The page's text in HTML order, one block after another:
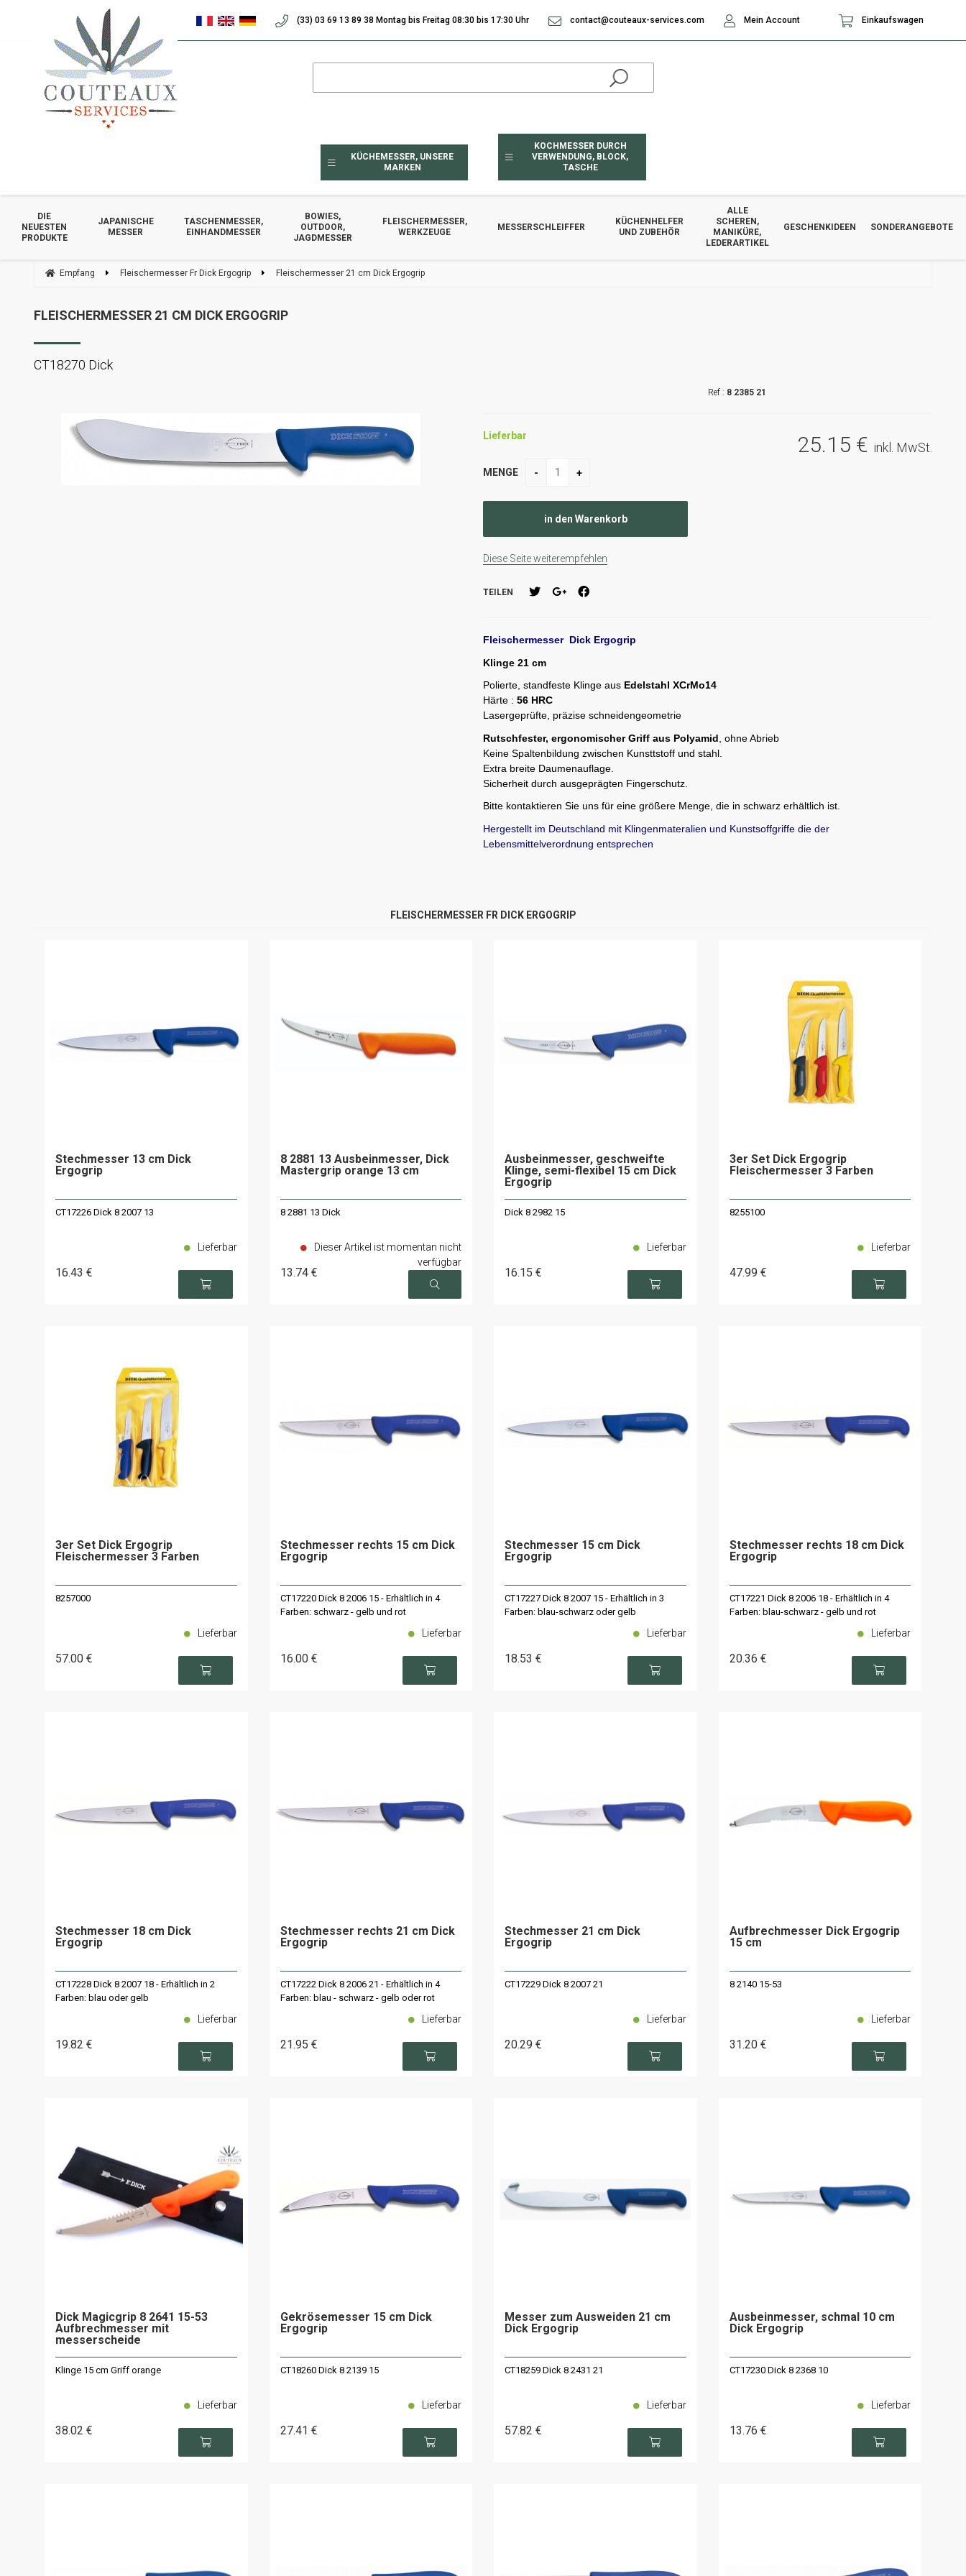
KÜCHEMESSER, UNSERE
MARKEN
KOCHMESSER DURCH
VERWENDUNG, BLOCK,
TASCHE
DIE
NEUESTEN
PRODUKTE
JAPANISCHE
MESSER
TASCHENMESSER,
EINHANDMESSER
BOWIES,
OUTDOOR,
JAGDMESSER
FLEISCHERMESSER,
WERKZEUGE
MESSERSCHLEIFFER
KÜCHENHELFER
UND ZUBEHÖR
ALLE
SCHEREN,
MANIKÜRE,
LEDERARTIKEL
GESCHENKIDEEN SONDERANGEBOTE
Empfang Fleischermesser Fr Dick Ergogrip Fleischermesser 21 cm Dick Ergogrip
FLEISCHERMESSER 21 CM DICK ERGOGRIP
CT18270 Dick
8 2385 21
25.15 € inkl. MwSt.
Lieferbar
MENGE
Diese Seite weiterempfehlen
TEILEN
Fleischermesser Dick Ergogrip
Klinge 21 cm
Polierte, standfeste Klinge aus Edelstahl XCrMo14
Härte : 56 HRC
Lasergeprüfte, präzise schneidengeometrie
Rutschfester, ergonomischer Griff aus Polyamid , ohne Abrieb
Keine Spaltenbildung zwischen Kunsttstoff und stahl.
Extra breite Daumenauflage.
Sicherheit durch ausgeprägten Fingerschutz.
Bitte kontaktieren Sie uns für eine größere Menge, die in schwarz erhältlich ist.
Hergestellt im Deutschland mit Klingenmateralien und Kunstsoffgriffe die der
Lebensmittelverordnung entsprechen
FLEISCHERMESSER FR DICK ERGOGRIP
Stechmesser 13 cm Dick
Ergogrip
CT17226 Dick 8 2007 13
16.43 €
Lieferbar
8 2881 13 Ausbeinmesser, Dick
Mastergrip orange 13 cm
8 2881 13 Dick
13.74 €
Dieser Artikel ist momentan nicht
verfügbar
Ausbeinmesser, geschweifte
Klinge, semi-flexibel 15 cm Dick
Ergogrip
Dick 8 2982 15
16.15 €
Lieferbar
3er Set Dick Ergogrip
Fleischermesser 3 Farben
8255100
47.99 €
Lieferbar
3er Set Dick Ergogrip
Fleischermesser 3 Farben
8257000
57.00 €
Lieferbar
Stechmesser rechts 15 cm Dick
Ergogrip
CT17220 Dick 8 2006 15 - Erhältlich in 4
Farben: schwarz - gelb und rot
16.00 €
Lieferbar
Stechmesser 15 cm Dick
Ergogrip
CT17227 Dick 8 2007 15 - Erhältlich in 3
Farben: blau-schwarz oder gelb
18.53 €
Lieferbar
Stechmesser rechts 18 cm Dick
Ergogrip
CT17221 Dick 8 2006 18 - Erhältlich in 4
Farben: blau-schwarz - gelb und rot
20.36 €
Lieferbar
Stechmesser 18 cm Dick
Ergogrip
CT17228 Dick 8 2007 18 - Erhältlich in 2
Farben: blau oder gelb
19.82 €
Lieferbar
Stechmesser rechts 21 cm Dick
Ergogrip
CT17222 Dick 8 2006 21 - Erhältlich in 4
Farben: blau - schwarz - gelb oder rot
21.95 €
Lieferbar
Stechmesser 21 cm Dick
Ergogrip
CT17229 Dick 8 2007 21
20.29 €
Lieferbar
Aufbrechmesser Dick Ergogrip
15 cm
8 2140 15-53
31.20 €
Lieferbar
Dick Magicgrip 8 2641 15-53
Aufbrechmesser mit
messerscheide
Klinge 15 cm Griff orange
38.02 €
Lieferbar
Gekrösemesser 15 cm Dick
Ergogrip
CT18260 Dick 8 2139 15
27.41 €
Lieferbar
Messer zum Ausweiden 21 cm
Dick Ergogrip
CT18259 Dick 8 2431 21
57.82 €
Lieferbar
Ausbeinmesser, schmal 10 cm
Dick Ergogrip
CT17230 Dick 8 2368 10
13.76 €
Lieferbar
(33) 03 69 13 89 38 Montag bis Freitag 08:30 bis 17:30 Uhr contact@couteaux-services.com Mein Account Einkaufswagen